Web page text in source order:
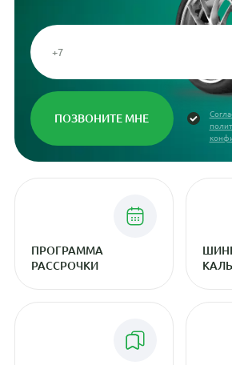
ПРОГРАММА
РАССРОЧКИ